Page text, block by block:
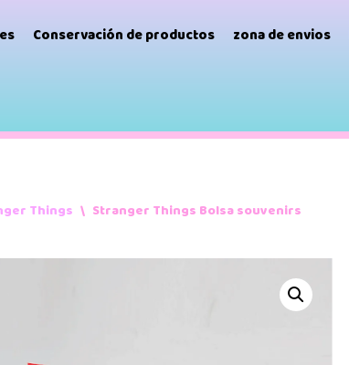
Conservación de productos zona de envios
Things \ Stranger Things Bolsa souvenirs